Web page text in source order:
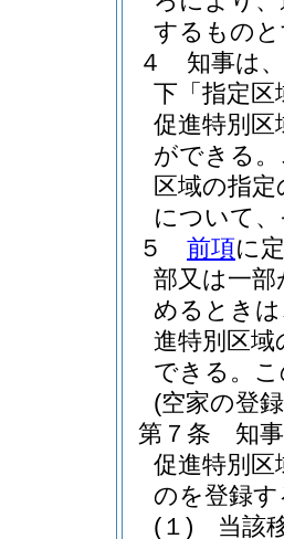
するもの
４
知事は
下「指定区
促進特別
ができる。
区域の指
について
５
前項に
部又は一部
めるとき
進特別区
できる。
(空家の登
第７条
知
促進特別
のを登録
(１)
当該